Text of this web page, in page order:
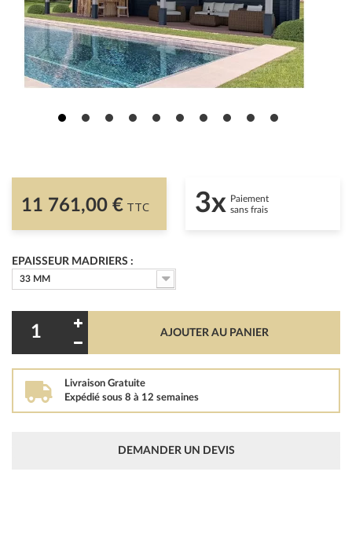
11 761,00 € TTC 3x Paiement
sans frais
EPAISSEUR MADRIERS :
33 MM
AJOUTER AU PANIER
Livraison Gratuite
Expédié sous 8 à 12 semaines
DEMANDER UN DEVIS